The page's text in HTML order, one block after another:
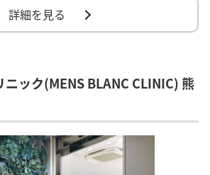
詳細を見る
ニック(MENS BLANC CLINIC) 熊